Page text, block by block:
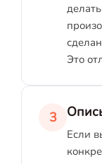
Это
3
Если